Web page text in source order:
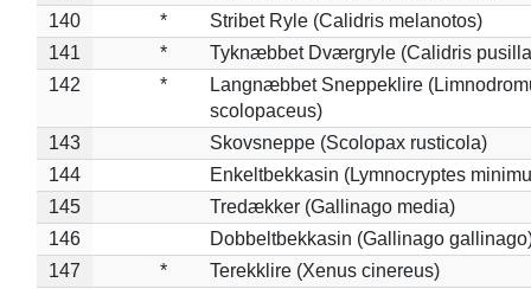
140
*
Stribet Ryle (Calidris melanotos)
141
*
Tyknæbbet Dværgryle (Calidris
142
*
Langnæbbet Sneppeklire
scolopaceus)
143
Skovsneppe (Scolopax rusticola)
144
Enkeltbekkasin (Lymnocryptes
145
Tredækker (Gallinago media)
146
Dobbeltbekkasin (Gallinago
147
*
Terekklire (Xenus cinereus)